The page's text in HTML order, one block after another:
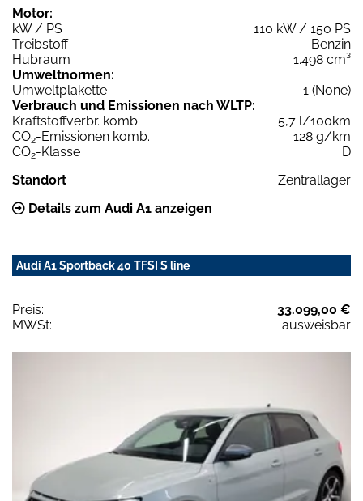
Motor:
kW / PS
110 kW / 150 PS
Treibstoff
Benzin
Hubraum
1.498 cm³
Umweltnormen:
Umweltplakette
1 (None)
Verbrauch und Emissionen nach WLTP:
Kraftstoffverbr. komb.
5,7 l/100km
CO2-Emissionen komb.
128 g/km
CO2-Klasse
D
Standort
Zentrallager
Details zum Audi A1 anzeigen
Audi A1 Sportback 40 TFSI S line
Preis:
33.099,00 €
MWSt:
ausweisbar